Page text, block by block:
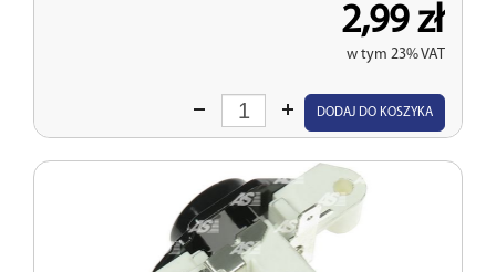
2,99 zł
w tym 23% VAT
Wprowadź
DODAJ DO KOSZYKA